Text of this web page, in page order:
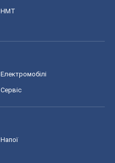
НМТ
Електромобілі
Сервіс
Напої